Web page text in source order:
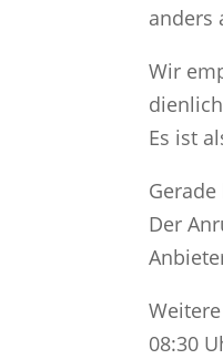
anders
Wir
Es ist
Der
08:30